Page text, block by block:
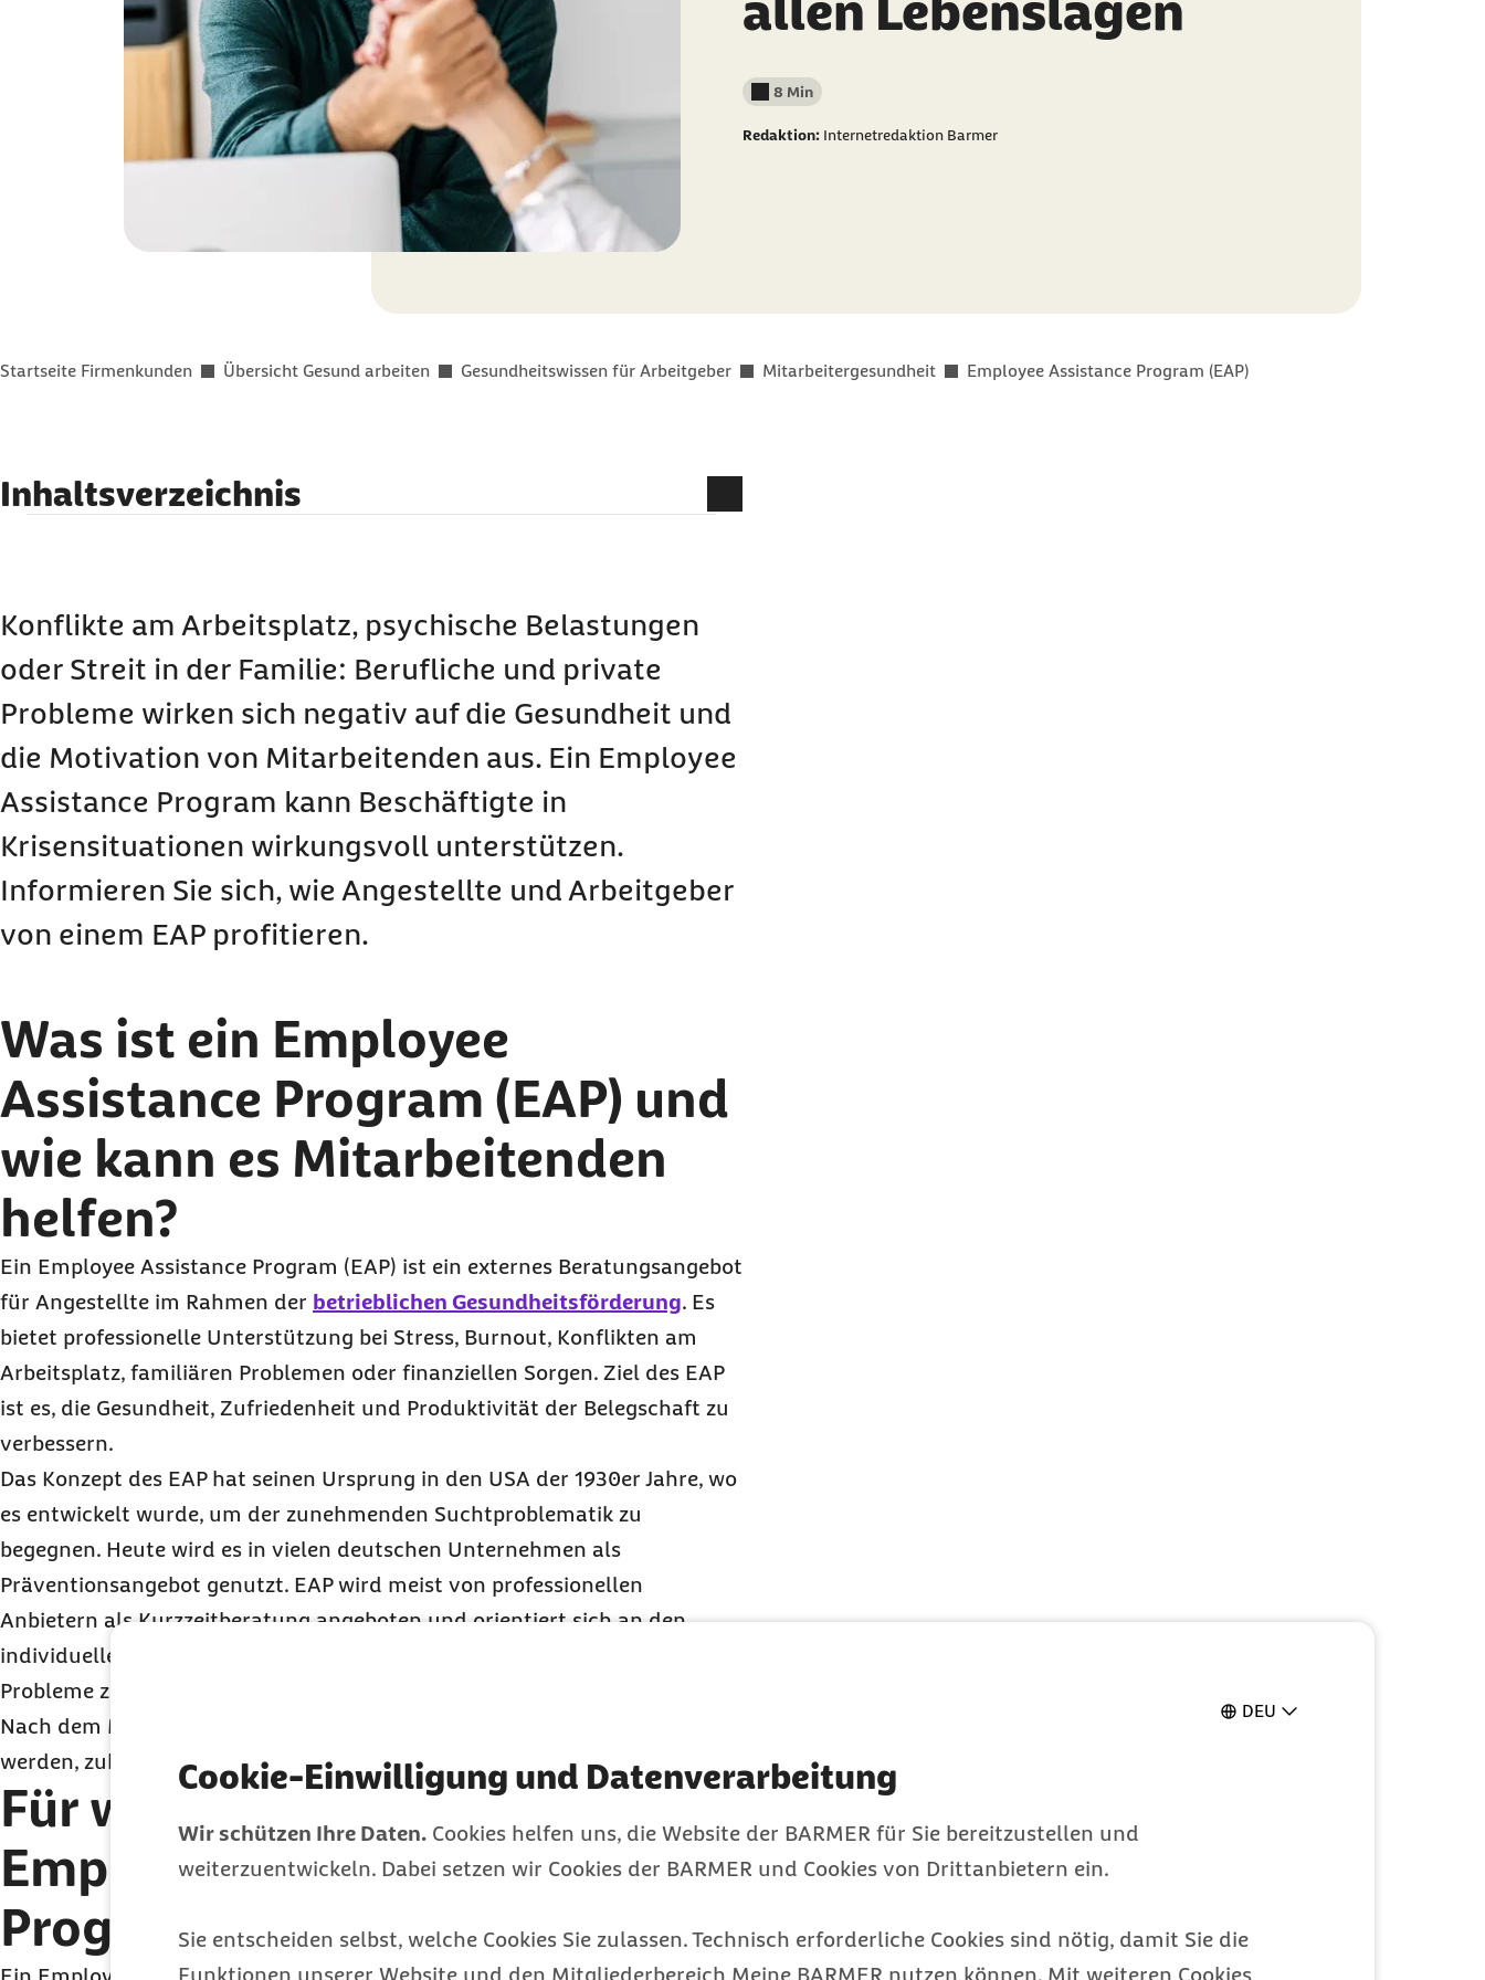
DEU
Cookie-Einwilligung und Datenverarbeitung
Wir schützen Ihre Daten. Cookies helfen uns, die Website der BARMER für Sie bereitzustellen und
weiterzuentwickeln. Dabei setzen wir Cookies der BARMER und Cookies von Drittanbietern ein.
Sie entscheiden selbst, welche Cookies Sie zulassen. Technisch erforderliche Cookies sind nötig, damit Sie die
Funktionen unserer Website und den Mitgliederbereich Meine BARMER nutzen können. Mit weiteren Cookies
Lesedauer weniger als
8 Min
Redaktion: Internetredaktion Barmer
Sie befinden sich hier:
Startseite Firmenkunden Übersicht Gesund arbeiten Gesundheitswissen für Arbeitgeber Mitarbeitergesundheit Employee Assistance Program (EAP)
Inhaltsverzeichnis
Wie profitieren Unternehmen von einem EAP?
Zufriedene Mitarbeitende sind loyaler
Fehlzeiten lassen sich halbieren
Gesundheitsförderung steigert die Produktivität
Bessere Chancen beim Employer Recruiting
Wie findet die Beratung im Rahmen eines EAP statt?
Wie können Mitarbeiter das EAP in Anspruch nehmen?
Konflikte am Arbeitsplatz, psychische Belastungen
oder Streit in der Familie: Berufliche und private
Probleme wirken sich negativ auf die Gesundheit und
die Motivation von Mitarbeitenden aus. Ein Employee
Assistance Program kann Beschäftigte in
Krisensituationen wirkungsvoll unterstützen.
Informieren Sie sich, wie Angestellte und Arbeitgeber
von einem EAP profitieren.
Was ist ein Employee
Assistance Program (EAP) und
wie kann es Mitarbeitenden
helfen?
Ein Employee Assistance Program (EAP) ist ein externes Beratungsangebot
für Angestellte im Rahmen der betrieblichen Gesundheitsförderung. Es
bietet professionelle Unterstützung bei Stress, Burnout, Konflikten am
Arbeitsplatz, familiären Problemen oder finanziellen Sorgen. Ziel des EAP
ist es, die Gesundheit, Zufriedenheit und Produktivität der Belegschaft zu
verbessern.
Das Konzept des EAP hat seinen Ursprung in den USA der 1930er Jahre, wo
es entwickelt wurde, um der zunehmenden Suchtproblematik zu
begegnen. Heute wird es in vielen deutschen Unternehmen als
Präventionsangebot genutzt. EAP wird meist von professionellen
Anbietern als Kurzzeitberatung angeboten und orientiert sich an den
individuellen Bedürfnissen der Hilfesuchenden. Ziel ist es, nicht nur akute
Probleme zu lösen, sondern auch Bewältigungsstrategien zu vermitteln.
Nach dem Motto „Hilfe zur Selbsthilfe“ sollen die Mitarbeitenden befähigt
werden, zukünftige Herausforderungen eigenständig zu meistern.
Für wen eignet sich ein
Employee Assistance
Program?